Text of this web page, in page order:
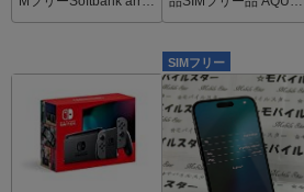
ws We2 A402FC ライ
S wish3 SH-53D ホワ
SIMフリー